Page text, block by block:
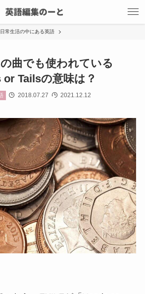
日常生活の中にある英語
曲でも使われている
or Tailsの意味は？
2018.07.27 2021.12.12